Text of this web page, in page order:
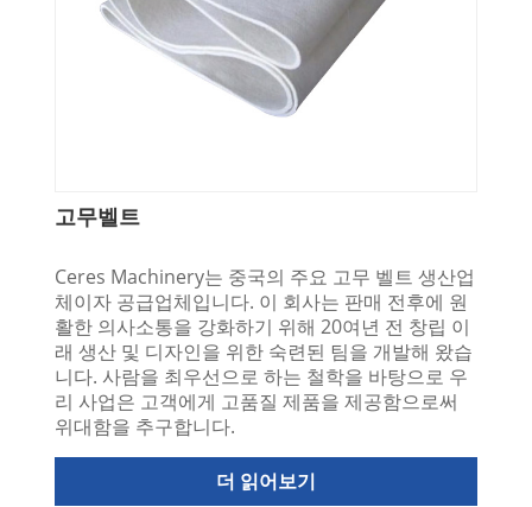
고무벨트
Ceres Machinery는 중국의 주요 고무 벨트 생산업
체이자 공급업체입니다. 이 회사는 판매 전후에 원
활한 의사소통을 강화하기 위해 20여년 전 창립 이
래 생산 및 디자인을 위한 숙련된 팀을 개발해 왔습
니다. 사람을 최우선으로 하는 철학을 바탕으로 우
리 사업은 고객에게 고품질 제품을 제공함으로써
위대함을 추구합니다.
더 읽어보기